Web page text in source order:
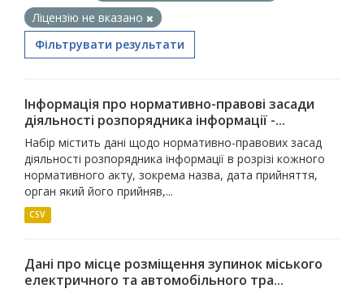
Ліцензію не вказано
Фільтрувати результати
Інформація про нормативно-правові засади
діяльності розпорядника інформації -...
Набір містить дані щодо нормативно-правових засад
діяльності розпорядника інформації в розрізі кожного
нормативного акту, зокрема назва, дата прийняття,
орган який його прийняв,...
CSV
Дані про місце розміщення зупинок міського
електричного та автомобільного тра...